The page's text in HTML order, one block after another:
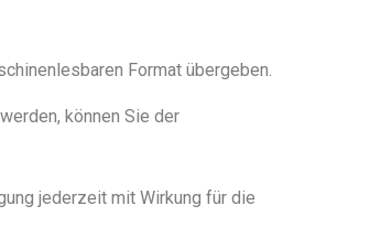
Format übergeben.
können Sie der
jederzeit mit Wirkung für die